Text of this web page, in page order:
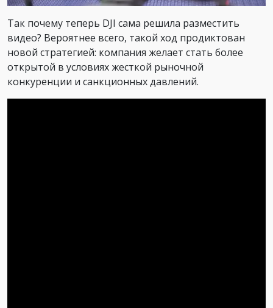
Так почему теперь DJI сама решила разместить
видео? Вероятнее всего, такой ход продиктован
новой стратегией: компания желает стать более
открытой в условиях жесткой рыночной
конкуренции и санкционных давлений.